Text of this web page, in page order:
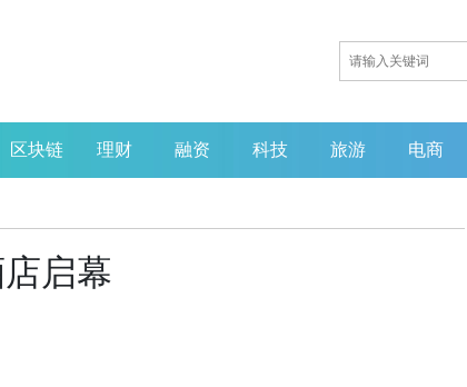
区块链 理财 融资 科技 旅游 电商
启幕